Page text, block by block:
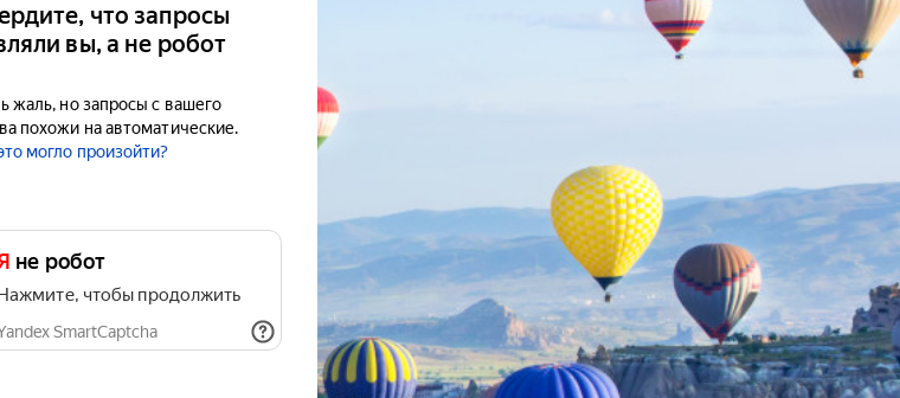
что запросы
вы, а не робот
жаль, но запросы с вашего
похожи на автоматические.
могло произойти?
Я не робот
Нажмите, чтобы продолжить
SmartCaptcha